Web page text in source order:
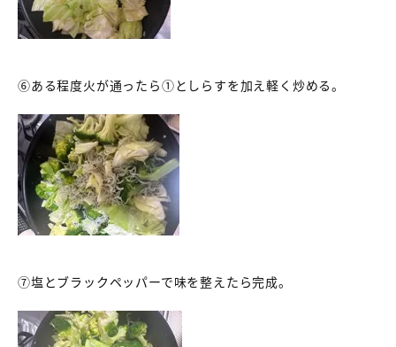
⑥ある程度火が通ったら①としらすを加え軽く炒める。
⑦塩とブラックペッパーで味を整えたら完成。